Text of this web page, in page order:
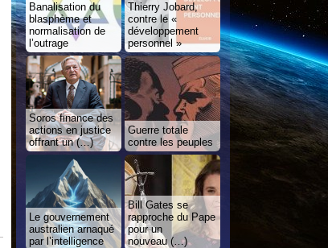
Banalisation du
blasphème et
normalisation de
l’outrage
Thierry Jobard,
contre le «
développement
personnel »
Soros finance des
actions en justice
offrant un (…)
Guerre totale
contre les peuples
Le gouvernement
australien arnaqué
par l’intelligence
Bill Gates se
rapproche du Pape
pour un
nouveau (…)